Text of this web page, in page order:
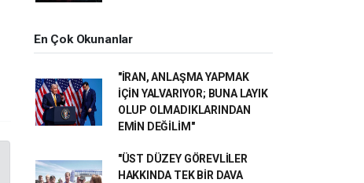
En Çok Okunanlar
"İRAN, ANLAŞMA YAPMAK
İÇİN YALVARIYOR; BUNA LAYIK
OLUP OLMADIKLARINDAN
EMİN DEĞİLİM"
"ÜST DÜZEY GÖREVLİLER
HAKKINDA TEK BİR DAVA